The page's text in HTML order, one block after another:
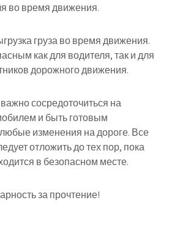
во время движения.
груза во время движения.
как для водителя, так и для
дорожного движения.
сосредоточиться на
и быть готовым
изменения на дороге. Все
отложить до тех пор, пока
в безопасном месте.
за прочтение!